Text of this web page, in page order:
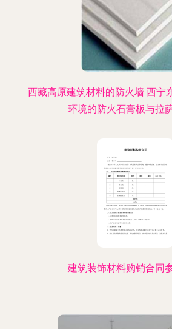
西藏高原建筑材料的防火墙 西宁
环境的防火石膏板与拉
建筑装饰材料购销合同